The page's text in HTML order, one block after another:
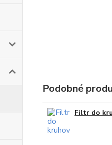
Podobné
Filtr do